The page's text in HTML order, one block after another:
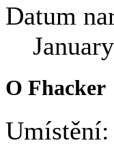
Datum
O Fhacker
Umístění: